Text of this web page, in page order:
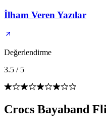
İlham Veren Yazılar
Değerlendirme
3.5 / 5
Crocs Bayaband